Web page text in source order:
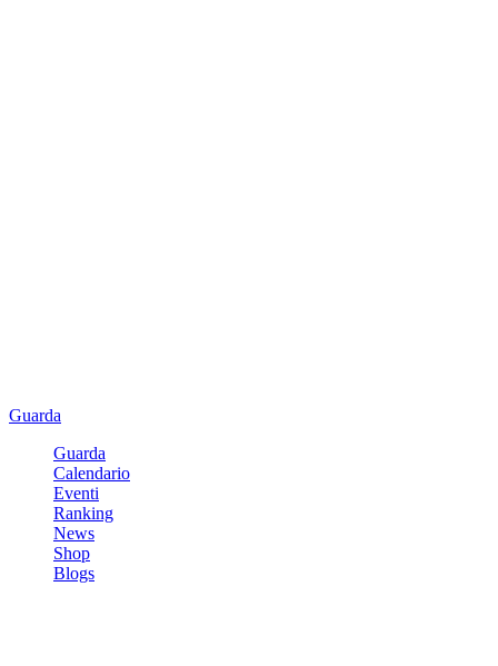
Guarda
Guarda
Calendario
Eventi
Ranking
News
Shop
Blogs